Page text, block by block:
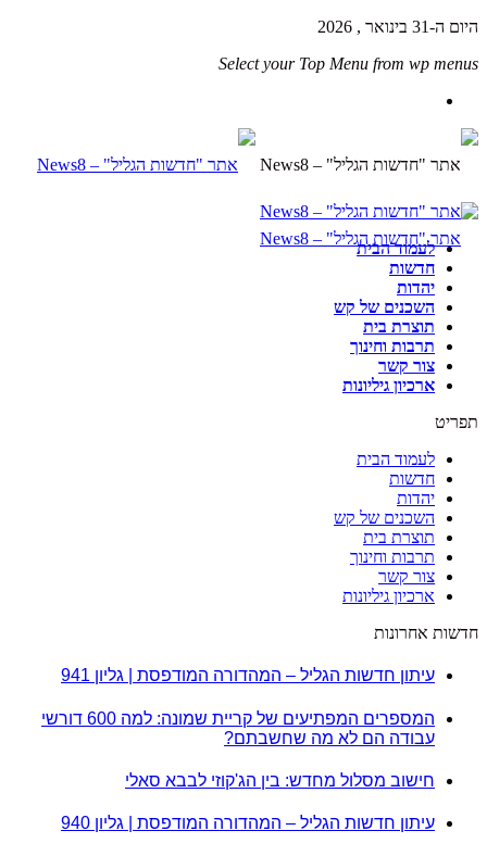
היום ה-31 בינואר , 2026
Select your Top Menu from wp menus
לעמוד הבית
חדשות
יהדות
השכנים של קש
תוצרת בית
תרבות וחינוך
צור קשר
ארכיון גיליונות
תפריט
לעמוד הבית
חדשות
יהדות
השכנים של קש
תוצרת בית
תרבות וחינוך
צור קשר
ארכיון גיליונות
חדשות אחרונות
עיתון חדשות הגליל – המהדורה המודפסת | גליון 941
המספרים המפתיעים של קריית שמונה: למה 600 דורשי
עבודה הם לא מה שחשבתם?
חישוב מסלול מחדש: בין הג'קוזי לבבא סאלי
עיתון חדשות הגליל – המהדורה המודפסת | גליון 940